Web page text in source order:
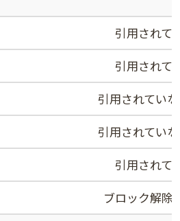
引用されて
引用されて
引用されてい
引用されてい
引用されて
ブロック解除